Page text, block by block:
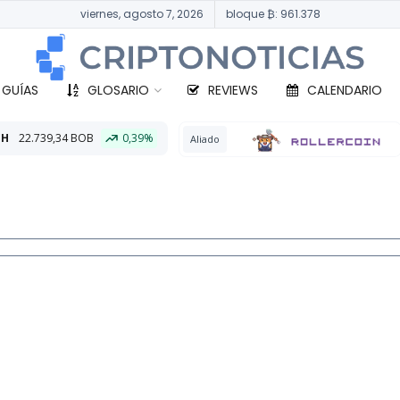
viernes, agosto 7, 2026 bloque ₿: 961.378
GLOSARIO REVIEWS CALENDARIO
0,39% Aliado BTC